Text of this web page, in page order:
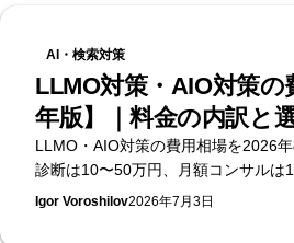
AI・検索対策
LLMO対策・AIO対策の
年版】｜料金の内訳と
LLMO・AIO対策の費用相場を2026年
診断は10〜50万円、月額コンサルは
す。料金の内訳・選び方・発注時の
Igor Voroshilov2026年7月3日